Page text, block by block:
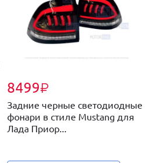
8499₽
Задние черные светодиодные
фонари в стиле Mustang для
Лада Приор...